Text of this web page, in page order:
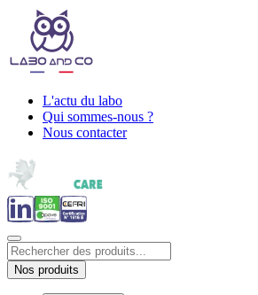
L'actu du labo
Qui sommes-nous ?
Nous contacter
Nos produits